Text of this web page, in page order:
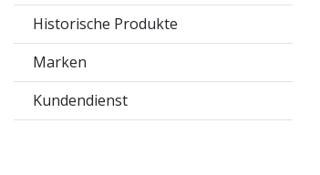
Historische Produkte
Marken
Kundendienst